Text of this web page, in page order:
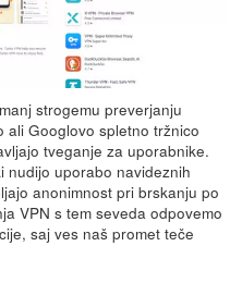
strogemu preverjanju
ali Googlovo spletno tržnico
tveganje za uporabnike.
nudijo uporabo navideznih
anonimnost pri brskanju po
VPN s tem seveda odpovemo
saj ves naš promet teče